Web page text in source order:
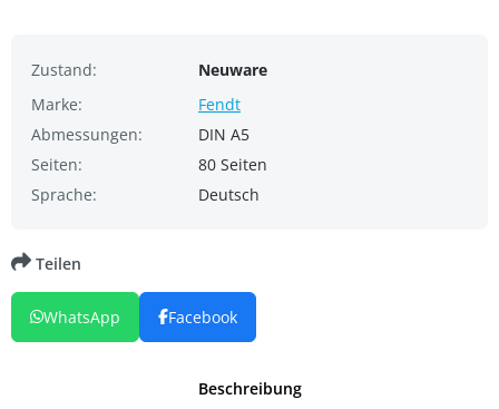
Zustand:
Neuware
Marke:
Fendt
Abmessungen:
DIN A5
Seiten:
80 Seiten
Sprache:
Deutsch
Beschreibung
Teilen
WhatsApp Facebook